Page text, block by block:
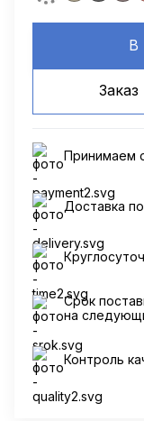
В
Принимаем
Доставка
Срок
на
Контроль